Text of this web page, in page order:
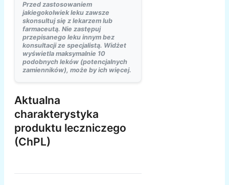
Przed zastosowaniem
jakiegokolwiek leku zawsze
skonsultuj się z lekarzem lub
farmaceutą. Nie zastępuj
przepisanego leku innym bez
konsultacji ze specjalistą. Widżet
wyświetla maksymalnie 10
podobnych leków (potencjalnych
zamienników), może by ich więcej.
Aktualna
charakterystyka
produktu leczniczego
(ChPL)